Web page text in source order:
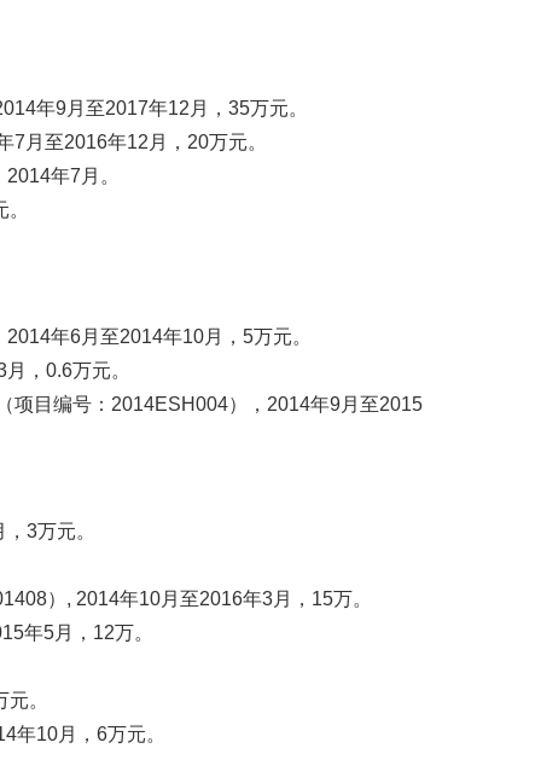
年9月至2017年12月，35万元。
7月至2016年12月，20万元。
年7月。
年6月至2014年10月，5万元。
，0.6万元。
项目编号：2014ESH004），2014年9月至2015
3万元。
）, 2014年10月至2016年3月，15万。
年5月，12万。
。
年10月，6万元。